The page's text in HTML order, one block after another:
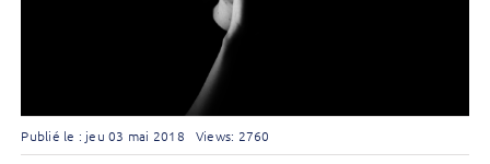
Publié le : jeu 03 mai 2018 Views: 2760